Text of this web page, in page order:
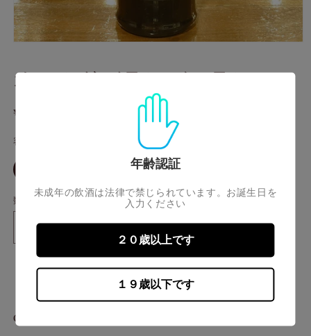
ダ
ル
メ
ィ
(1)
を
く
オールドバランデュラン
通
価
格
¥0
容量
バ
エ
ー
シ
ン
は
売
り
切
て
る
販
数量
ー
ル
バ
ル
バ
※店頭取扱いのみ
OLD BALLANTRUAN
年齢認証
未成年の飲酒は法律で禁じられています。お誕生日を
入力ください
２０歳以上です
１９歳以下です